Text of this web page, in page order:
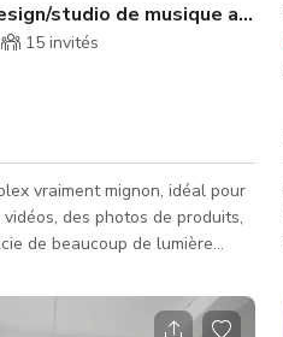
Duplex design/studio de musique au centre de Paris
15 invités
vraiment mignon, idéal pour
des photos de produits,
de beaucoup de lumière
le rend idéal pour une session
une répétition.